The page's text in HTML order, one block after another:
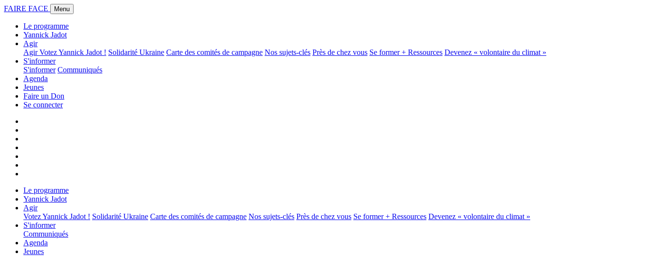
FAIRE FACE Menu
Le programme
Yannick Jadot
Agir
AgirVotez Yannick Jadot ! Solidarité Ukraine Carte des comités de campagne Nos sujets-clés Près de chez vous Se former + Ressources Devenez « volontaire du climat »
S'informer
S'informer Communiqués
Agenda
Jeunes
Faire un Don
Se connecter
Le programme
Yannick Jadot
Agir
Votez Yannick Jadot ! Solidarité Ukraine Carte des comités de campagne Nos sujets-clés Près de chez vous Se former + Ressources Devenez « volontaire du climat »
S'informer
Communiqués
Agenda
Jeunes